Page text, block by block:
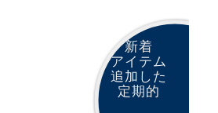
新着
アイテム
追加した
定期的